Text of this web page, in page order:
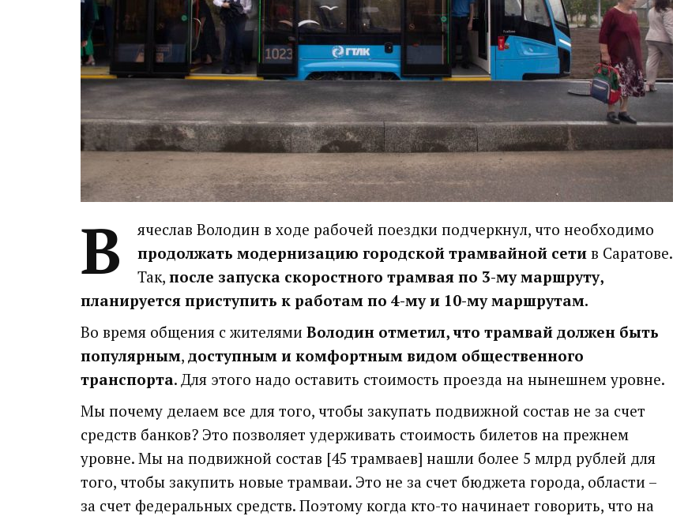
В
ячеслав Володин в ходе рабочей поездки подчеркнул, что необходимо
продолжать модернизацию городской трамвайной сети в Саратове.
Так, после запуска скоростного трамвая по 3-му маршруту,
планируется приступить к работам по 4-му и 10-му маршрутам.
Во время общения с жителями Володин отметил, что трамвай должен быть
популярным, доступным и комфортным видом общественного
транспорта. Для этого надо оставить стоимость проезда на нынешнем уровне.
Мы почему делаем все для того, чтобы закупать подвижной состав не за счет
средств банков? Это позволяет удерживать стоимость билетов на прежнем
уровне. Мы на подвижной состав [45 трамваев] нашли более 5 млрд рублей для
того, чтобы закупить новые трамваи. Это не за счет бюджета города, области –
за счет федеральных средств. Поэтому когда кто-то начинает говорить, что на